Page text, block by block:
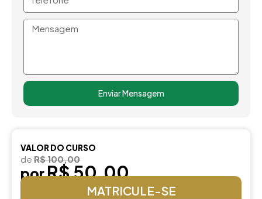
Mensagem
Enviar Mensagem
VALOR DO CURSO
de R$ 100,00
porR$ 50,00
MATRICULE-SE